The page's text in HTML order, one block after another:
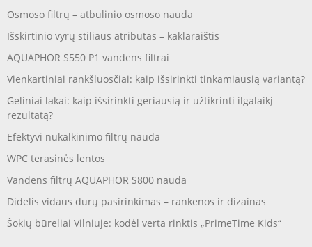
Osmoso filtrų – atbulinio osmoso nauda
Išskirtinio vyrų stiliaus atributas – kaklaraištis
AQUAPHOR S550 P1 vandens filtrai
Vienkartiniai rankšluosčiai: kaip išsirinkti tinkamiausią variantą?
Geliniai lakai: kaip išsirinkti geriausią ir užtikrinti ilgalaikį
rezultatą?
Efektyvi nukalkinimo filtrų nauda
WPC terasinės lentos
Vandens filtrų AQUAPHOR S800 nauda
Didelis vidaus durų pasirinkimas – rankenos ir dizainas
Šokių būreliai Vilniuje: kodėl verta rinktis „PrimeTime Kids“